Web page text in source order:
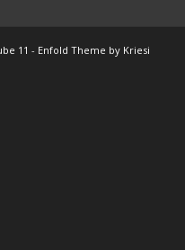
11 - Enfold Theme by Kriesi